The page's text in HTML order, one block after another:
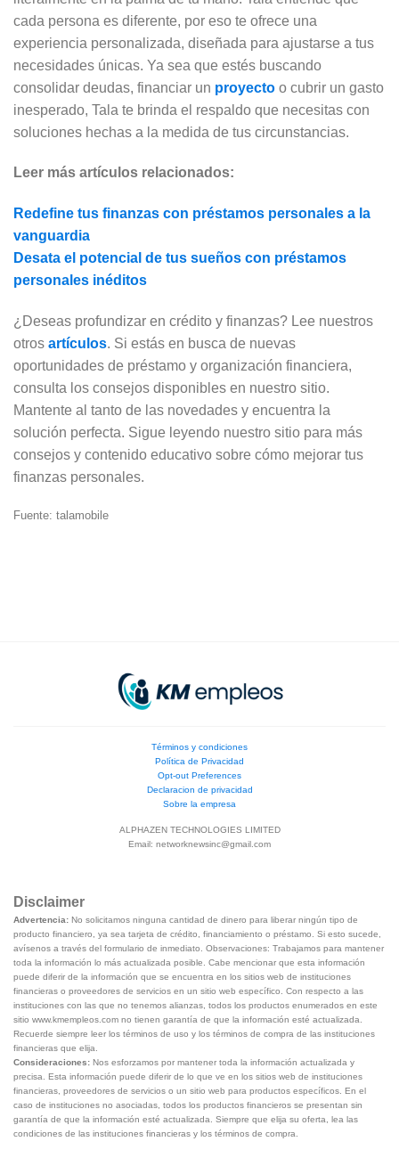
cada persona es diferente, por eso te ofrece una
experiencia personalizada, diseñada para ajustarse a tus
necesidades únicas. Ya sea que estés buscando
consolidar deudas, financiar un proyecto o cubrir un gasto
inesperado, Tala te brinda el respaldo que necesitas con
soluciones hechas a la medida de tus circunstancias.
Leer más artículos relacionados:
Redefine tus finanzas con préstamos personales a la
vanguardia
Desata el potencial de tus sueños con préstamos
personales inéditos
¿Deseas profundizar en crédito y finanzas? Lee nuestros
otros artículos. Si estás en busca de nuevas
oportunidades de préstamo y organización financiera,
consulta los consejos disponibles en nuestro sitio.
Mantente al tanto de las novedades y encuentra la
solución perfecta. Sigue leyendo nuestro sitio para más
consejos y contenido educativo sobre cómo mejorar tus
finanzas personales.
Fuente: talamobile
Términos y condiciones
Política de Privacidad
Opt-out Preferences
Declaracion de privacidad
Sobre la empresa
ALPHAZEN TECHNOLOGIES LIMITED
Email: networknewsinc@gmail.com
Disclaimer
Advertencia: No solicitamos ninguna cantidad de dinero para liberar ningún tipo de
producto financiero, ya sea tarjeta de crédito, financiamiento o préstamo. Si esto sucede,
avísenos a través del formulario de inmediato. Observaciones: Trabajamos para mantener
toda la información lo más actualizada posible. Cabe mencionar que esta información
puede diferir de la información que se encuentra en los sitios web de instituciones
financieras o proveedores de servicios en un sitio web específico. Con respecto a las
instituciones con las que no tenemos alianzas, todos los productos enumerados en este
sitio www.kmempleos.com no tienen garantía de que la información esté actualizada.
Recuerde siempre leer los términos de uso y los términos de compra de las instituciones
financieras que elija.
Consideraciones: Nos esforzamos por mantener toda la información actualizada y
precisa. Esta información puede diferir de lo que ve en los sitios web de instituciones
financieras, proveedores de servicios o un sitio web para productos específicos. En el
caso de instituciones no asociadas, todos los productos financieros se presentan sin
garantía de que la información esté actualizada. Siempre que elija su oferta, lea las
condiciones de las instituciones financieras y los términos de compra.